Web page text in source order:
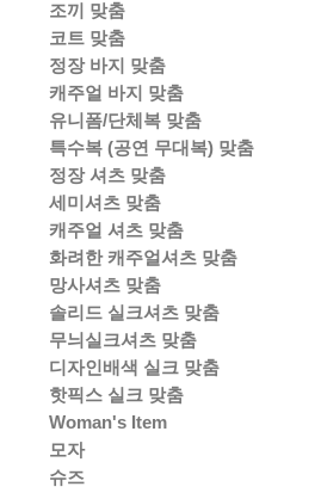
조끼 맞춤
코트 맞춤
정장 바지 맞춤
캐주얼 바지 맞춤
유니폼/단체복 맞춤
특수복 (공연 무대복) 맞춤
정장 셔츠 맞춤
세미셔츠 맞춤
캐주얼 셔츠 맞춤
화려한 캐주얼셔츠 맞춤
망사셔츠 맞춤
솔리드 실크셔츠 맞춤
무늬실크셔츠 맞춤
디자인배색 실크 맞춤
핫픽스 실크 맞춤
Woman's Item
모자
슈즈